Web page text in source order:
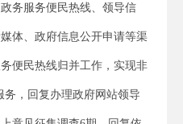
务服务便民热线、领导信
体、政府信息公开申请等渠
便民热线归并工作，实现非
务，回复办理政府网站领导